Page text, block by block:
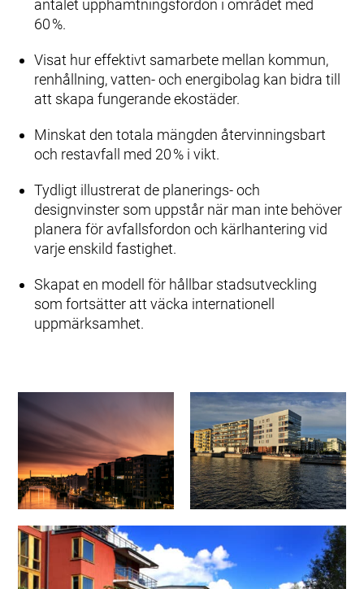
antalet upphämtningsfordon i området med
60 %.
Visat hur effektivt samarbete mellan kommun,
renhållning, vatten- och energibolag kan bidra till
att skapa fungerande ekostäder.
Minskat den totala mängden återvinningsbart
och restavfall med 20 % i vikt.
Tydligt illustrerat de planerings- och
designvinster som uppstår när man inte behöver
planera för avfallsfordon och kärlhantering vid
varje enskild fastighet.
Skapat en modell för hållbar stadsutveckling
som fortsätter att väcka internationell
uppmärksamhet.